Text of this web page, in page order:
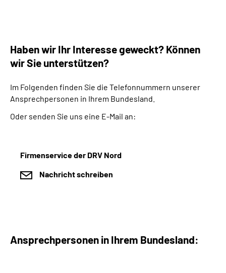
Haben wir Ihr Interesse geweckt? Können
wir Sie unterstützen?
Im Folgenden finden Sie die Telefonnummern unserer
Ansprechpersonen in Ihrem Bundesland.
Oder senden Sie uns eine E-Mail an:
Firmenservice der DRV Nord
Nachricht schreiben
Ansprechpersonen in Ihrem Bundesland: